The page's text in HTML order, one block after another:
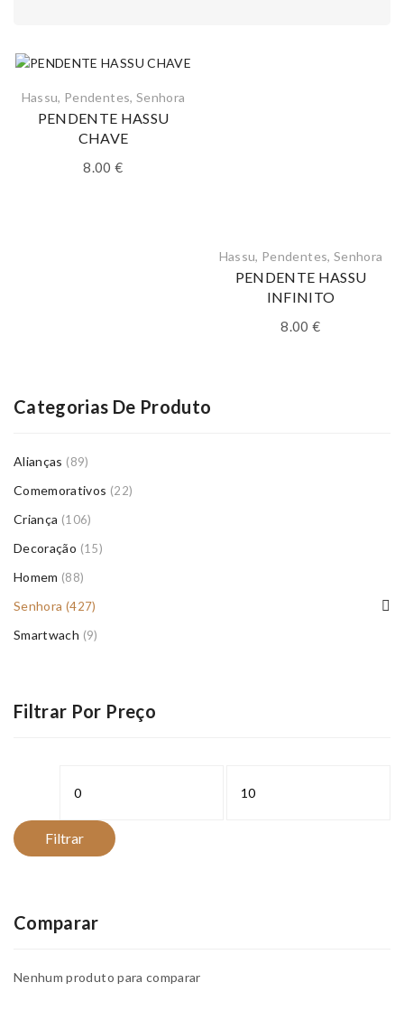
Hassu, Pendentes, Senhora
PENDENTE HASSU
CHAVE
8.00€
Hassu, Pendentes, Senhora
PENDENTE HASSU
INFINITO
8.00€
Categorias De Produto
Alianças (89)
Comemorativos (22)
Criança (106)
Decoração (15)
Homem (88)
Senhora (427)
Smartwach (9)
Filtrar Por Preço
Filtrar
Comparar
Nenhum produto para comparar